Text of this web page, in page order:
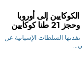
إلى أوروبا
السلطات الإسبانية عن